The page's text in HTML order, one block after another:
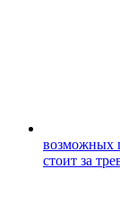
возможных
стоит за